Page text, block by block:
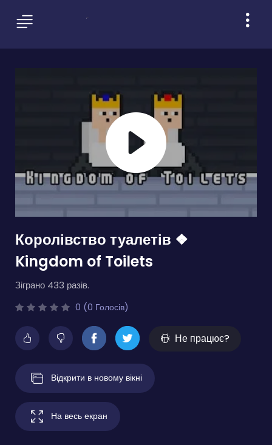
Королівство туалетів ❖
Kingdom of Toilets
Зіграно 433 разів.
0 (0 Голосів)
Не працює?
Відкрити в новому вікні
На весь екран